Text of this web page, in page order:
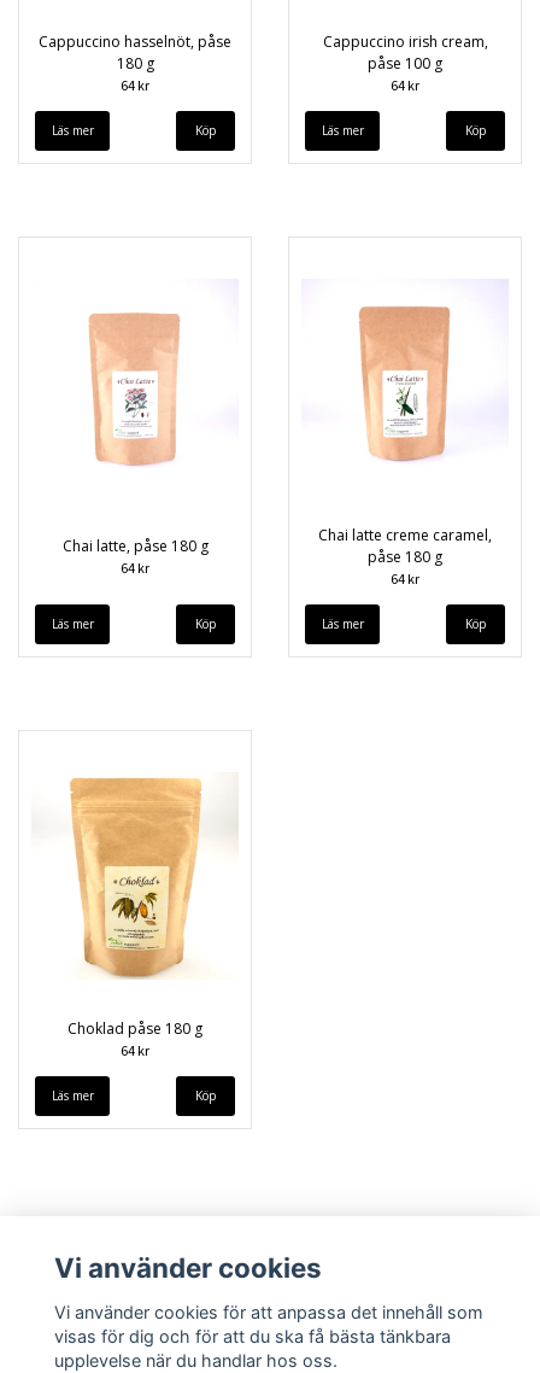
Cappuccino hasselnöt, påse
180 g
64 kr
Läs mer
Cappuccino irish cream,
påse 100 g
64 kr
Läs mer
Chai latte, påse 180 g
64 kr
Läs mer
Chai latte creme caramel,
påse 180 g
64 kr
Läs mer
Choklad påse 180 g
64 kr
Läs mer
Vi använder cookies
Vi använder cookies för att anpassa det innehåll som
visas för dig och för att du ska få bästa tänkbara
upplevelse när du handlar hos oss.